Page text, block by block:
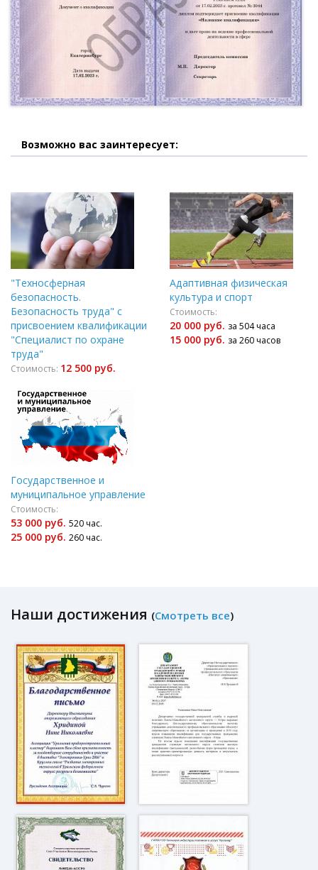
Возможно вас заинтересует:
"Техносферная
безопасность.
Безопасность труда" с
присвоением квалификации
"Специалист по охране
труда"
Стоимость: 12 500 руб.
Адаптивная физическая
культура и спорт
Стоимость:
20 000 руб. за 504 часа
15 000 руб. за 260 часов
Государственное и
муниципальное управление
Стоимость:
53 000 руб. 520 час.
25 000 руб. 260 час.
Наши достижения (Смотреть все)